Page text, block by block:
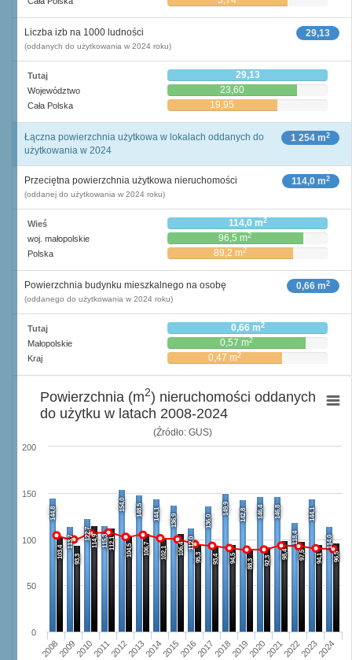
29,13
Liczba izb na 1000 ludności
(oddanych do użytkowania w 2024 roku)
Tutaj 29,13
Województwo 23,60
Cała Polska 19,95
1 254 m2
Łączna powierzchnia użytkowa w lokalach oddanych do
użytkowania w 2024
114,0 m2
Przeciętna powierzchnia użytkowa nieruchomości
(oddanej do użytkowania w 2024 roku)
Wieś 114,0 m2
woj. małopolskie 96,5 m2
Polska 89,2 m2
0,66 m2
Powierzchnia budynku mieszkalnego na osobę
(oddanego do użytkowania w 2024 roku)
Tutaj 0,66 m2
Małopolskie 0,57 m2
Kraj 0,47 m2
(Źródło: GUS)
144,8
113,7
122,7 115,3
154,0 148,5 144,1
136,9
112,0
136,0
149,9 142,8 146,4
146,8
118,4
144,1
114,0
103,4 93,3
114,9 112,1 104,5 106,7 102,1 106,4
95,3 93,4 94,5 88,3 92,3
98,4 97,5 94,1 96,5
20082009201020112012201320142015201620172018201920202021202220232024
0
50
100
150
200
Powierzchnia (m2) nieruchomości oddanych
do użytku w latach 2008-2024